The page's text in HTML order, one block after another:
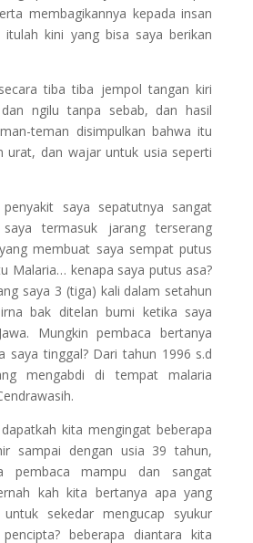
membagikannya kepada insan
itulah kini yang bisa saya berikan
tiba tiba jempol tangan kiri
ngilu tanpa sebab, dan hasil
teman disimpulkan bahwa itu
urat, dan wajar untuk usia seperti
saya sepatutnya sangat
termasuk jarang terserang
membuat saya sempat putus
Malaria… kenapa saya putus asa?
saya 3 (tiga) kali dalam setahun
bak ditelan bumi ketika saya
Mungkin pembaca bertanya
saya tinggal? Dari tahun 1996 s.d
mengabdi di tempat malaria
kita mengingat beberapa
sampai dengan usia 39 tahun,
pembaca mampu dan sangat
kah kita bertanya apa yang
sekedar mengucap syukur
beberapa diantara kita